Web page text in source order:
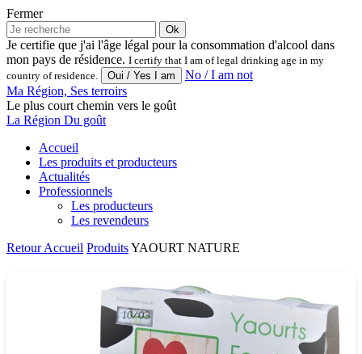
Fermer
Ok
Je certifie que j'ai l'âge légal pour la consommation d'alcool dans
mon pays de résidence. I certify that I am of legal drinking age in my
country of residence.
No / I am not
Ma Région, Ses terroirs
Le plus court chemin vers le goût
La Région Du goût
Accueil
Les produits et producteurs
Actualités
Professionnels
Les producteurs
Les revendeurs
RetourAccueil ProduitsYAOURT NATURE